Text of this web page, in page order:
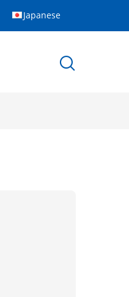
Japanese